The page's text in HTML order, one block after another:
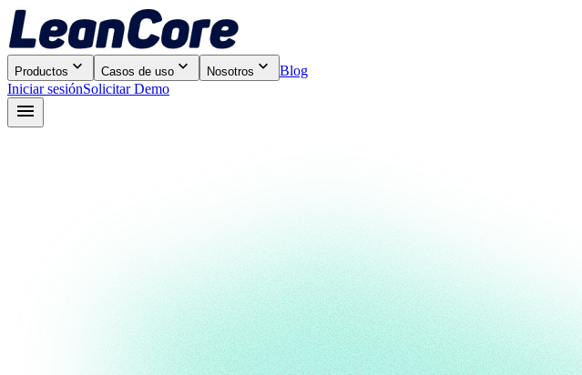
Productos  Casos de uso  Nosotros 
Blog
Iniciar sesiónSolicitar Demo
